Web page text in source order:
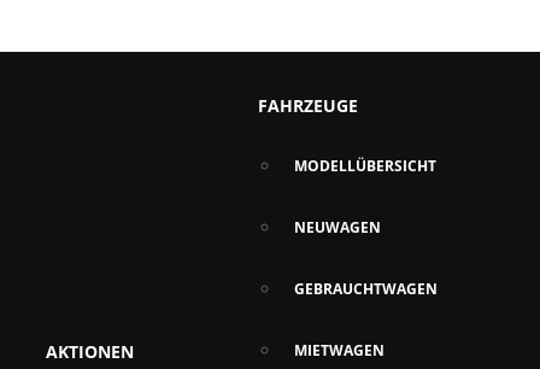
AKTIONEN
FAHRZEUGE
MODELLÜBERSICHT
NEUWAGEN
GEBRAUCHTWAGEN
MIETWAGEN